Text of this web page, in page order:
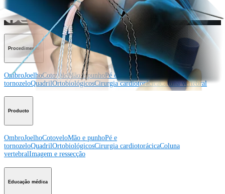
Procedimento
OmbroJoelhoCotoveloMão e punhoPé e
tornozeloQuadrilOrtobiológicosCirurgia cardiotorácicaColuna vertebral
Producto
OmbroJoelhoCotoveloMão e punhoPé e
tornozeloQuadrilOrtobiológicosCirurgia cardiotorácicaColuna
vertebralImagem e ressecção
Educação médica